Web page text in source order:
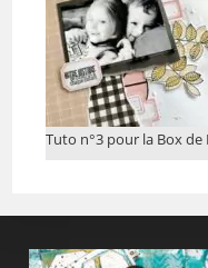
Tuto n°3 pour la Box